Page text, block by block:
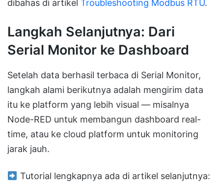
dibahas di artikel Troubleshooting Modbus RTU.
Langkah Selanjutnya: Dari
Serial Monitor ke Dashboard
Setelah data berhasil terbaca di Serial Monitor,
langkah alami berikutnya adalah mengirim data
itu ke platform yang lebih visual — misalnya
Node-RED untuk membangun dashboard real-
time, atau ke cloud platform untuk monitoring
jarak jauh.
Tutorial lengkapnya ada di artikel selanjutnya: